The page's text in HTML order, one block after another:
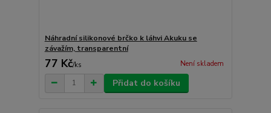
Náhradní silikonové brčko k láhvi Akuku se
závažím, transparentní
77 Kč/ks Není skladem
Přidat do košíku